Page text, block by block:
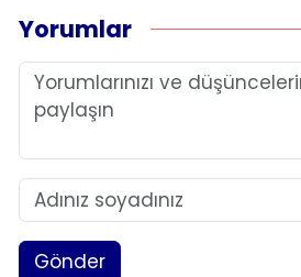
Yorumlar
Gönder